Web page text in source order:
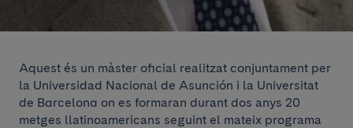
Aquest és un màster oficial realitzat conjuntament per
la Universidad Nacional de Asunción i la Universitat
de Barcelona on es formaran durant dos anys 20
metges llatinoamericans seguint el mateix programa